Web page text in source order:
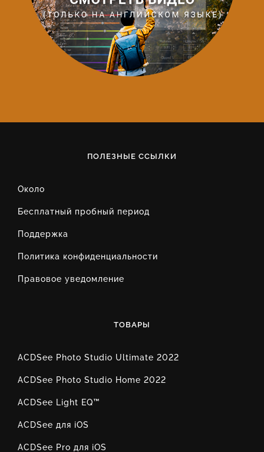
ПОЛЕЗНЫЕ ССЫЛКИ
Около
Бесплатный пробный период
Поддержка
Политика конфиденциальности
Правовое уведомление
ТОВАРЫ
ACDSee Photo Studio Ultimate 2022
ACDSee Photo Studio Home 2022
ACDSee Light EQ™
ACDSee для iOS
ACDSee Pro для iOS